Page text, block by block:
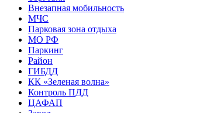
Внезапная мобильность
МЧС
Парковая зона отдыха
МО РФ
Паркинг
Район
ГИБДД
КК «Зеленая волна»
Контроль ПДД
ЦАФАП